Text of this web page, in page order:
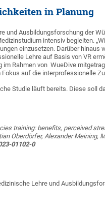
in Planung
und Ausbildungsforschung der
intensiv begleiten.
einzusetzen. Darüber
Lehre auf Basis von VR
im Rahmen von WueDive
auf die interprofessionelle
Studie läuft bereits. Diese soll
training: benefits, perceived
Oberdörfer, Alexander Meining,
01102-0
Lehre und